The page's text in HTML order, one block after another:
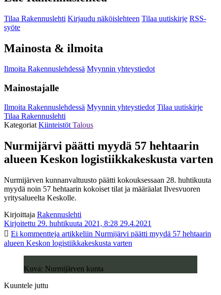
Tilaa Rakennuslehti Kirjaudu näköislehteen Tilaa uutiskirje RSS-
syöte
Mainosta & ilmoita
Ilmoita Rakennuslehdessä Myynnin yhteystiedot
Mainostajalle
Ilmoita Rakennuslehdessä Myynnin yhteystiedot Tilaa uutiskirje
Tilaa Rakennuslehti
Kategoriat Kiinteistöt Talous
Nurmijärvi päätti myydä 57 hehtaarin
alueen Keskon logistiikkakeskusta varten
Nurmijärven kunnanvaltuusto päätti kokouksessaan 28. huhtikuuta
myydä noin 57 hehtaarin kokoiset tilat ja määräalat Ilvesvuoren
yritysalueelta Keskolle.
Kirjoittaja Rakennuslehti
Kirjoitettu 29. huhtikuuta 2021, 8:28 29.4.2021
Ei kommentteja artikkeliin Nurmijärvi päätti myydä 57 hehtaarin
alueen Keskon logistiikkakeskusta varten
Kuva: Nurmijärven kunta
Kuuntele juttu